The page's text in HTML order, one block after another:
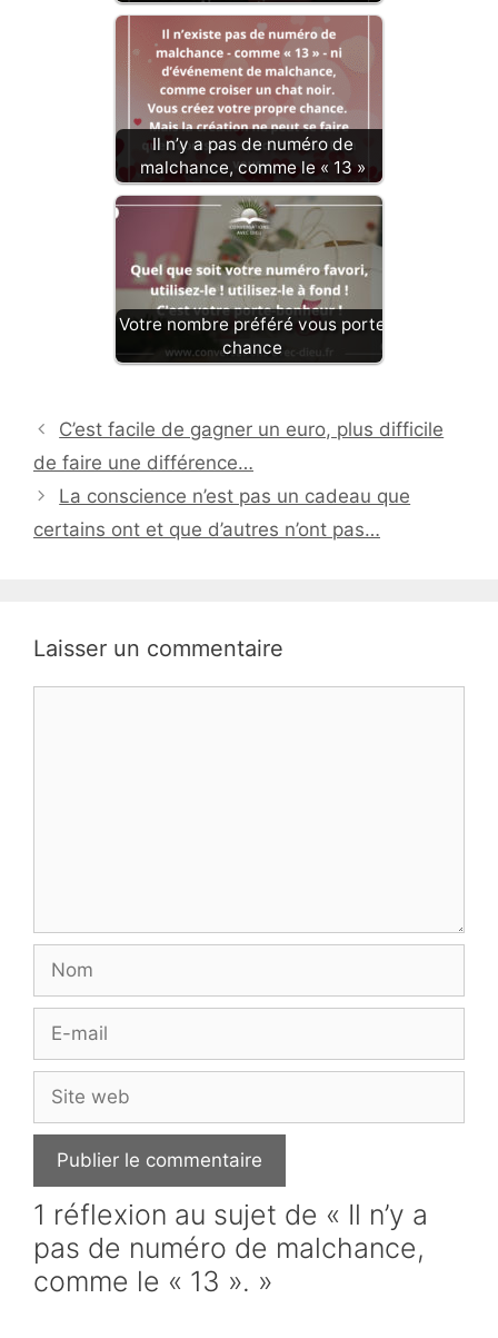
Il n’y a pas de numéro de
malchance, comme le « 13 »
Votre nombre préféré vous porte
chance
C’est facile de gagner un euro, plus difficile
de faire une différence…
La conscience n’est pas un cadeau que
certains ont et que d’autres n’ont pas…
Laisser un commentaire
Nom
Site
web
1 réflexion au sujet de « Il n’y a
pas de numéro de malchance,
comme le « 13 ». »